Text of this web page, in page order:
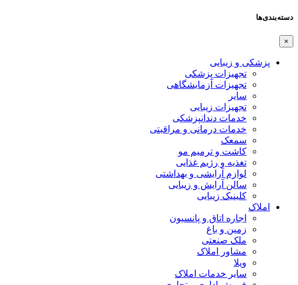
دسته‌بندی‌ها
×
پزشکی و زیبایی
تجهیزات پزشکی
تجهیزات آزمایشگاهی
سایر
تجهیزات زیبایی
خدمات دندانپزشکی
خدمات درمانی و مراقبتی
سمعک
کاشت و ترمیم مو
تغذیه و رژیم غذایی
لوازم آرایشی و بهداشتی
سالن آرایش و زیبایی
کلینیک زیبایی
املاک
اجاره اتاق و پانسیون
زمین و باغ
ملک صنعتی
مشاور املاک
ویلا
سایر خدمات املاک